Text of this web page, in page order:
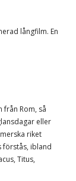
långfilm. En
från Rom, så
eller
riket
förstås, ibland
Titus,